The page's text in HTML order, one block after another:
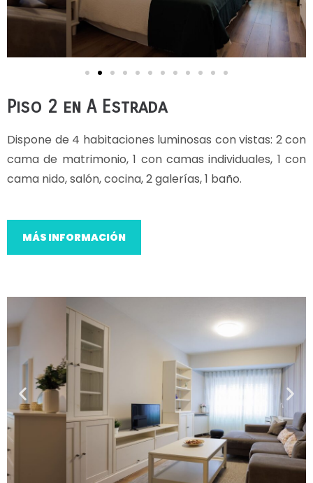
Piso 2 en A Estrada
Dispone de 4 habitaciones luminosas con vistas: 2 con
cama de matrimonio, 1 con camas individuales, 1 con
cama nido, salón, cocina, 2 galerías, 1 baño.
MÁS INFORMACIÓN